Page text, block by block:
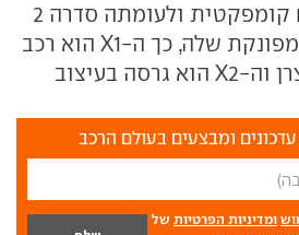
משפחתית פרימיום קומפקטית ולעומתה סדרה 2
היא גרסת הקופה המפונקת שלה, כך ה-X1 הוא רכב
הפנאי הקטן של היצרן וה-X2 הוא גרסה בעיצוב
ומבצעים בעולם הרכב
ומדיניות הפרטיות של